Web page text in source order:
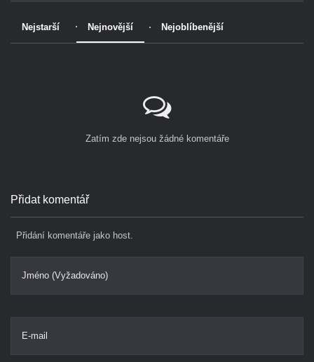
Nejstarší Nejnovější Nejoblíbenější
Zatím zde nejsou žádné komentáře
Přidat komentář
Přidání komentáře jako host.
Jméno (Vyžadováno)
E-mail